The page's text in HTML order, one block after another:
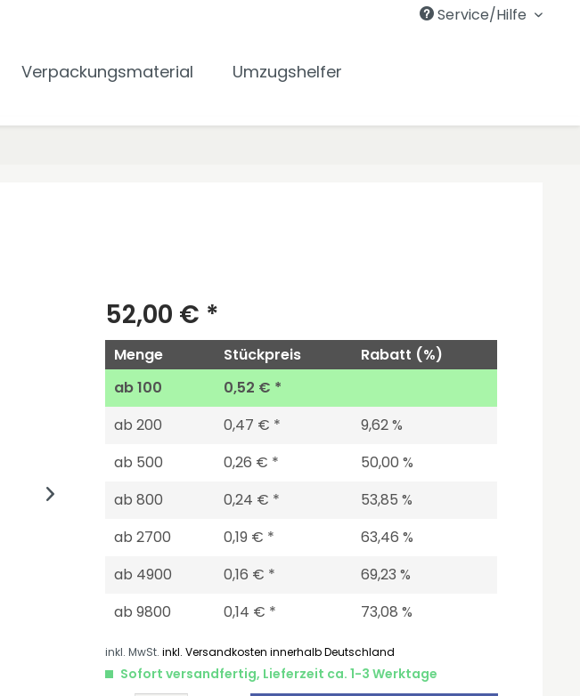
Service/Hilfe
Verpackungsmaterial Umzugshelfer
52,00 € *
Menge Stückpreis
Rabatt (%)
ab100
0,52 € *
ab200 0,47 € *
9,62 %
ab 500 0,26 € *
50,00 %
ab800 0,24 € *
53,85 %
ab2700 0,19 € *
63,46 %
ab 4900 0,16 € *
69,23 %
ab9800 0,14 € * 73,08 %
inkl. MwSt.inkl. Versandkosten innerhalb Deutschland
Sofort versandfertig, Lieferzeit ca. 1-3 Werktage